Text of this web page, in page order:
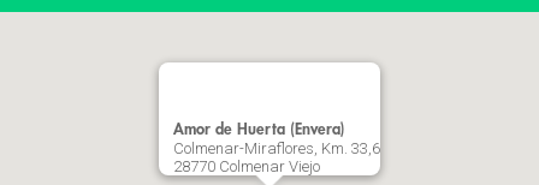
Amor de Huerta (Envera)
Colmenar-Miraflores, Km. 33,6
28770 Colmenar Viejo